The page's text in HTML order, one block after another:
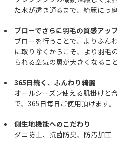
た水が透き通るまで、綺麗にっ
ブローでさらに羽毛の質感アップ
ブローを行うことで、よりふん
に取り除くからこそ、より羽毛
られる空気の層が大きくなるこ
365日続く、ふんわり綺麗
オールシーズン使える肌掛けと
で、365日毎日ご使用頂けます。
側生地機能へのこだわり
ダニ防止、抗菌防臭、防汚加工